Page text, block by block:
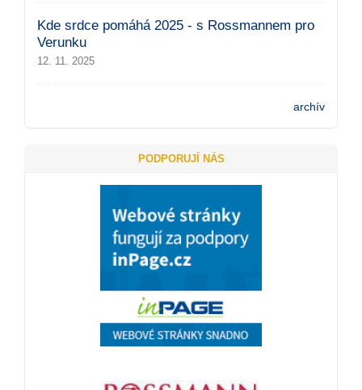
Kde srdce pomáhá 2025 - s Rossmannem pro
Verunku
12. 11. 2025
archív
PODPORUJÍ NÁS